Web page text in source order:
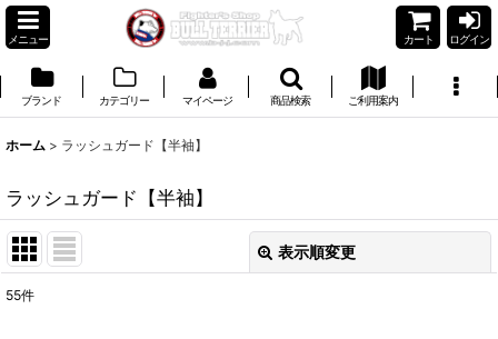
メニュー カート ログイン
ブランド カテゴリー マイページ 商品検索 ご利用案内
ホーム > ラッシュガード【半袖】
ラッシュガード【半袖】
表示順変更
55件